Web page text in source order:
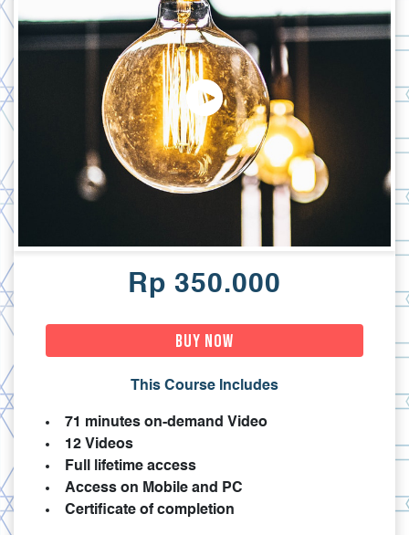
Rp 350.000
Buy Now
This Course Includes
71 minutes on-demand Video
12 Videos
Full lifetime access
Access on Mobile and PC
Certificate of completion